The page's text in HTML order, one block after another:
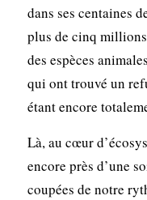
dans ses centaines
plus de cinq millions
des espèces
qui ont trouvé un
étant encore
Là, au cœur
encore près d’une
coupées de notre